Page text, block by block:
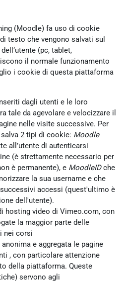
(Moodle) fa uso di cookie
testo che vengono salvati sul
(pc, tablet,
il normale funzionamento
i cookie di questa piattaforma
dagli utenti e le loro
tale da agevolare e velocizzare il
nelle visite successive. Per
2 tipi di cookie: Moodle
all’utente di autenticarsi
(è strettamente necessario per
è permanente), e MoodleIDche
la sua username e che
accessi (quest'ultimo è
dell'utente).
hosting video di Vimeo.com, con
la maggior parte delle
nei corsi
e aggregata le pagine
, con particolare attenzione
della piattaforma. Queste
servono agli